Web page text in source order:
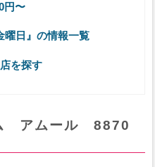
円〜
曜日』の情報一覧
を探す
アムール 8870